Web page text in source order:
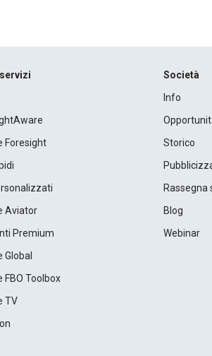
Foresight
Aviator
Premium
Global
FBO Toolbox
TV
Società
Info
Storico
Rassegna
Blog
Webinar